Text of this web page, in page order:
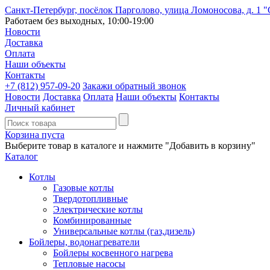
Санкт-Петербург, посёлок Парголово, улица Ломоносова, д. 1
Работаем без выходных, 10:00-19:00
Новости
Доставка
Оплата
Наши объекты
Контакты
+7 (812) 957-09-20 Закажи обратный звонок
Новости Доставка Оплата Наши объекты Контакты
Личный кабинет
Корзина пуста
Выберите товар в каталоге и нажмите "Добавить в корзину"
Каталог
Котлы
Газовые котлы
Твердотопливные
Электрические котлы
Комбинированные
Универсальные котлы (газ,дизель)
Бойлеры, водонагреватели
Бойлеры косвенного нагрева
Тепловые насосы